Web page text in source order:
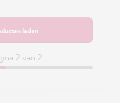
laden
2 van 2